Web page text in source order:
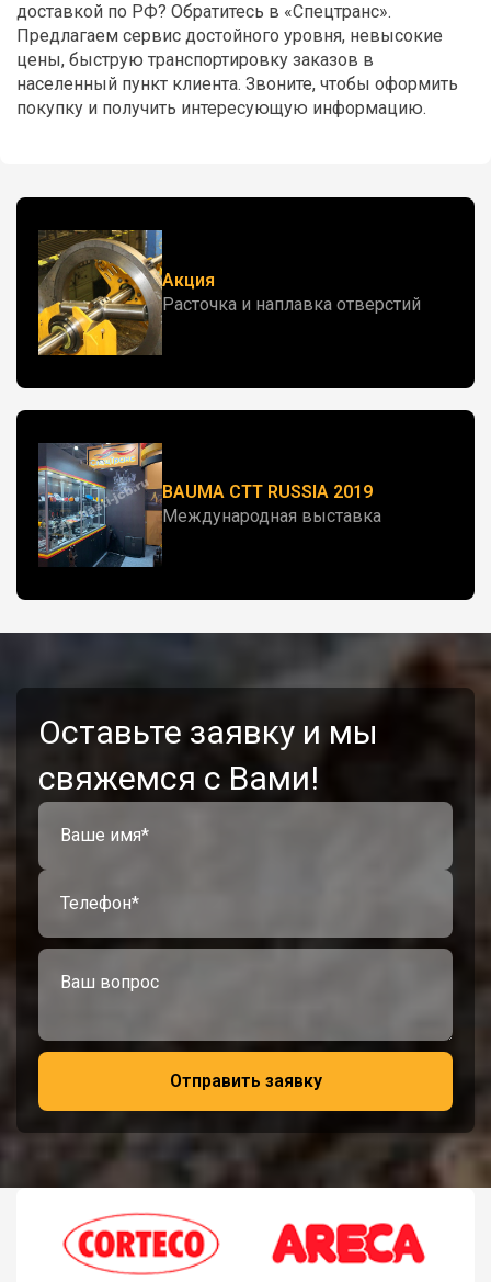
доставкой по РФ? Обратитесь в «Спецтранс».
Предлагаем сервис достойного уровня, невысокие
цены, быструю транспортировку заказов в
населенный пункт клиента. Звоните, чтобы оформить
покупку и получить интересующую информацию.
Акция
Расточка и наплавка отверстий
BAUMA CTT RUSSIA 2019
Международная выставка
Оставьте заявку и мы
свяжемся с Вами!
Отправить заявку